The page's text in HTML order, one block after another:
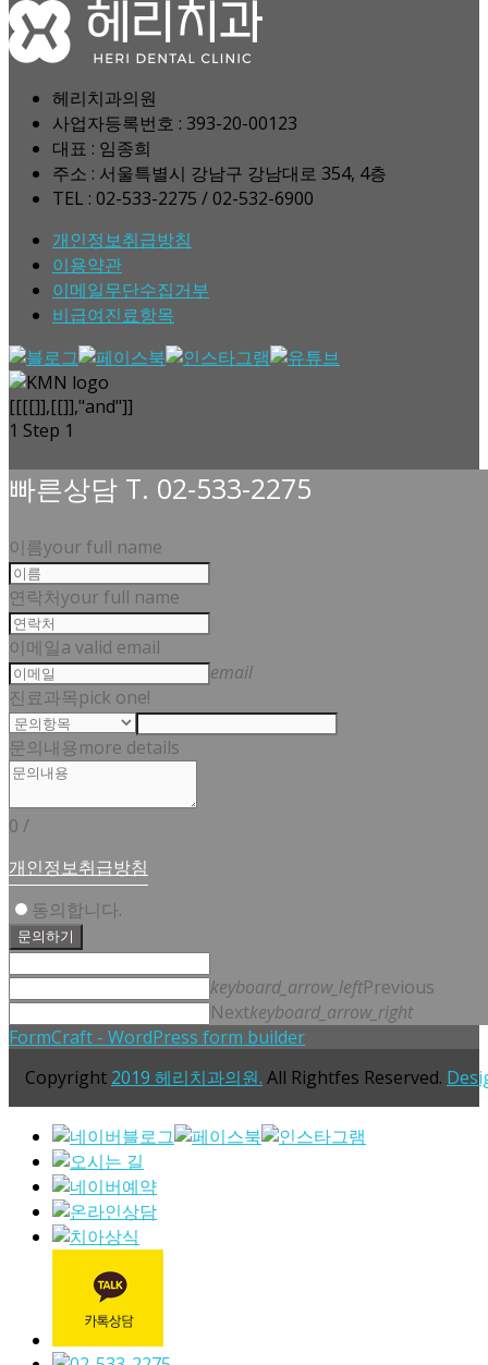
헤리치과의원
사업자등록번호 : 393-20-00123
대표 : 임종희
주소 : 서울특별시 강남구 강남대로 354, 4층
TEL : 02-533-2275 / 02-532-6900
개인정보취급방침
이용약관
이메일무단수집거부
비급여진료항목
[[[[]],[[]],"and"]]
1 Step 1
빠른상담 T. 02-533-2275
이름your full name
연락처your full name
이메일a valid email
email
진료과목pick one!
문의내용more details
0 /
개인정보취급방침
동의합니다.
문의하기
keyboard_arrow_leftPrevious
Nextkeyboard_arrow_right
FormCraft - WordPress form builder
Copyright 2019 헤리치과의원. All Rightfes Reserved.